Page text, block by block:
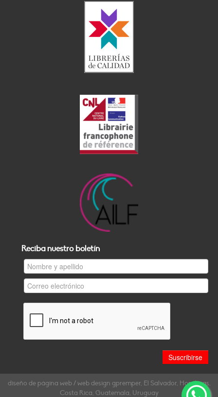
Reciba nuestro boletín
diseño de página web / web design gpremper, El Salvador, Honduras,
Costa Rica, Guatemala, Uruguay